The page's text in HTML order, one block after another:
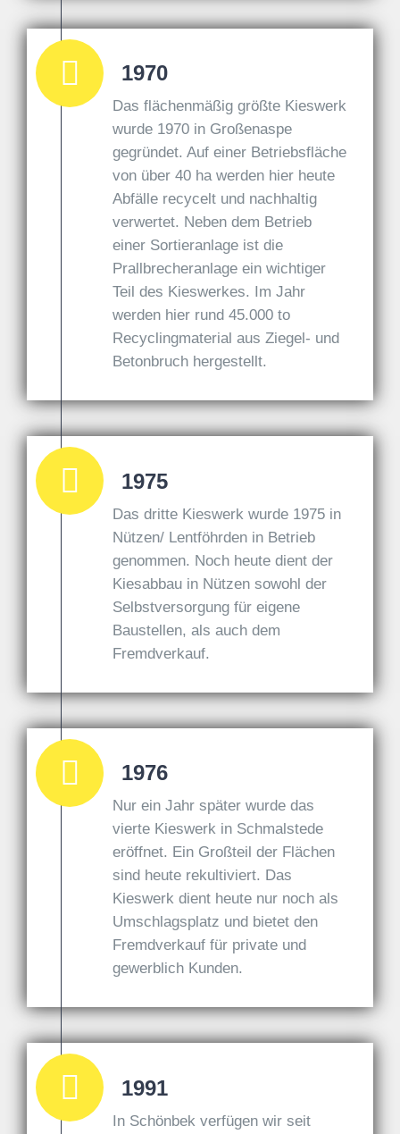
1970
Das flächenmäßig größte Kieswerk
wurde 1970 in Großenaspe
gegründet. Auf einer Betriebsfläche
von über 40 ha werden hier heute
Abfälle recycelt und nachhaltig
verwertet. Neben dem Betrieb
einer Sortieranlage ist die
Prallbrecheranlage ein wichtiger
Teil des Kieswerkes. Im Jahr
werden hier rund 45.000 to
Recyclingmaterial aus Ziegel- und
Betonbruch hergestellt.
1975
Das dritte Kieswerk wurde 1975 in
Nützen/ Lentföhrden in Betrieb
genommen. Noch heute dient der
Kiesabbau in Nützen sowohl der
Selbstversorgung für eigene
Baustellen, als auch dem
Fremdverkauf.
1976
Nur ein Jahr später wurde das
vierte Kieswerk in Schmalstede
eröffnet. Ein Großteil der Flächen
sind heute rekultiviert. Das
Kieswerk dient heute nur noch als
Umschlagsplatz und bietet den
Fremdverkauf für private und
gewerblich Kunden.
1991
In Schönbek verfügen wir seit